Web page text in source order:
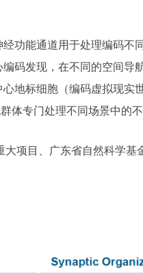
功能通道用于处理编码不
码发现，在不同的空间导
地标细胞（编码虚拟现实
体专门处理不同场景中的
项目、广东省自然科学